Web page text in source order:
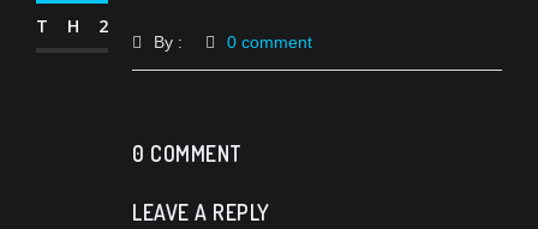
TH2
By : 0 comment
0 COMMENT
LEAVE A REPLY